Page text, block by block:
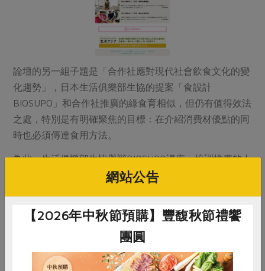
論壇的另一組子題是「合作社應對現代社會飲食文化的變
化趨勢」，日本生活俱樂部生協的提案「食設計
BIOSUPO」和合作社推廣的綠食育相似，但仍有值得效法
之處，特別是有明確聚焦的目標：在介紹消費材優點的同
時也必須傳達食用方法。
為此，生活俱樂部生協舉辦BIOSUPO講座、培訓推廣的人
才“BIOSUPPORTER”、製作原創的活動道具、發行出版
案等主題資訊。
這些食育傳達的方式非常有系統，讓社員能充分意識，並
提供有趣的學習方式。從2014年起陸續推出「在家吃
飯」、「暑假食育學校」、育兒和高齡者講座等主題，其
網站公告
【2026年中秋節預購】豐馥秋節禮饗
團圓